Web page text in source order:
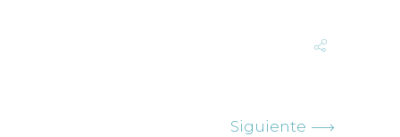
Siguiente